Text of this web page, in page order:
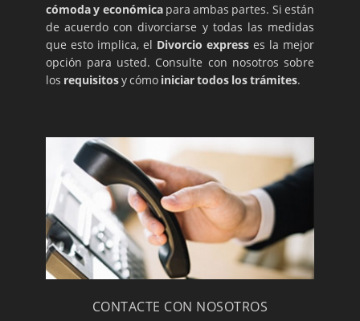
cómoda y económicapara ambas partes. Si están
de acuerdo con divorciarse y todas las medidas
que esto implica, el Divorcio expresses la mejor
opción para usted. Consulte con nosotros sobre
los requisitosy cómo iniciar todos los trámites.
CONTACTE CON NOSOTROS